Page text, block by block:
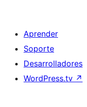
Aprender
Soporte
Desarrolladores
WordPress.tv ↗